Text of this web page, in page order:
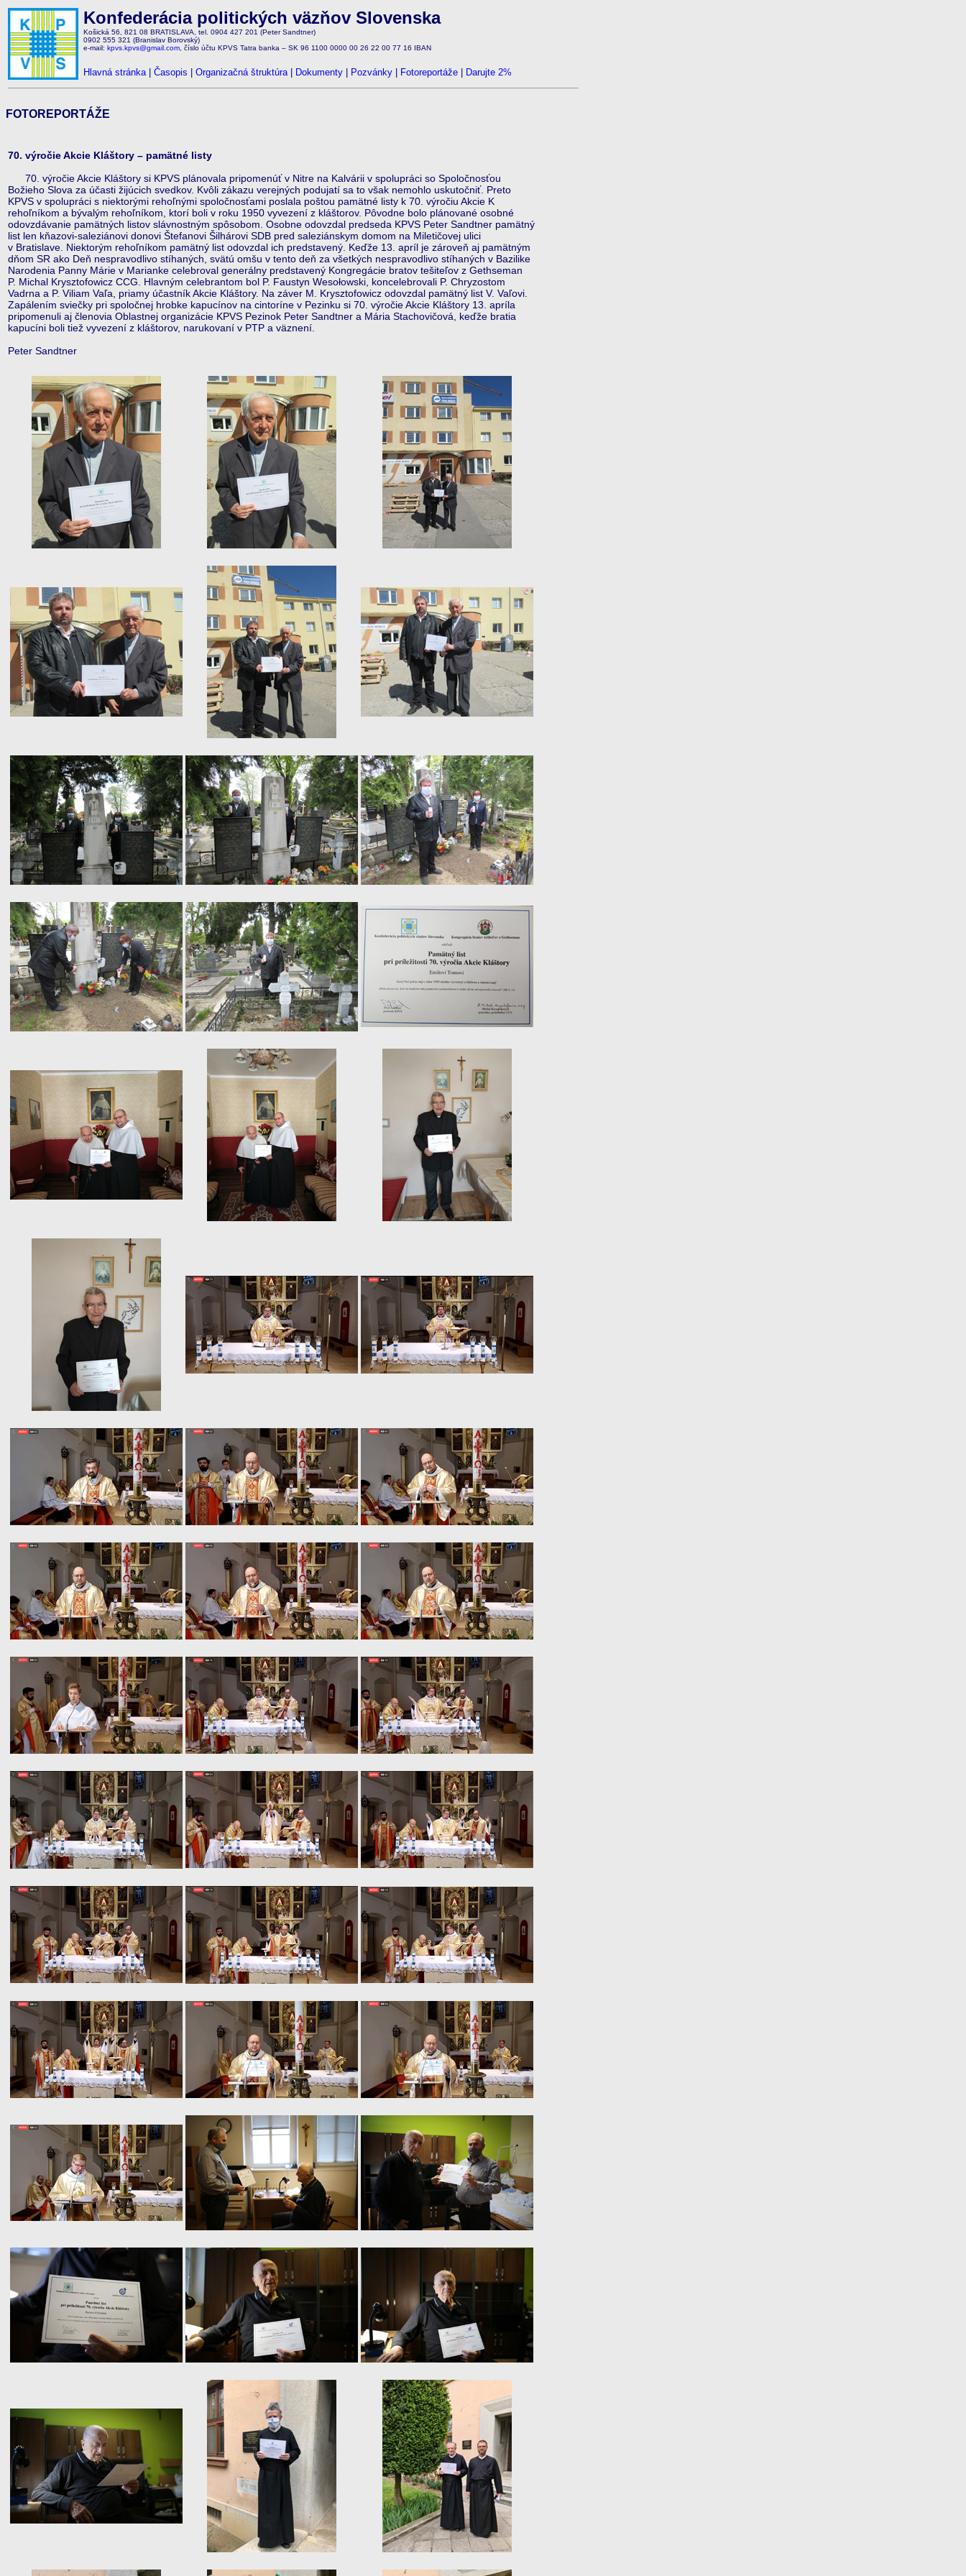
Konfederácia politických väzňov Slovenska
Košická 56, 821 08 BRATISLAVA, tel. 0904 427 201 (Peter Sandtner)
0902 555 321 (Branislav Borovský)
e-mail: kpvs.kpvs@gmail.com , číslo účtu KPVS Tatra banka – SK 96 1100 0000 00 26 22 00 77 16 IBAN
Hlavná stránka| Časopis Organizačná štruktúra| Dokumenty Pozvánky Fotoreportáže Darujte 2%
FOTOREPORTÁŽE
70. výročie Akcie Kláštory – pamätné listy
70. výročie Akcie Kláštory si KPVS plánovala pripomenúť v Nitre na Kalvárii v spolupráci so Spoločnosťou
Božieho Slova za účasti žijúcich svedkov. Kvôli zákazu verejných podujatí sa to však nemohlo uskutočniť. Preto
KPVS v spolupráci s niektorými rehoľnými spoločnosťami poslala poštou pamätné listy k 70. výročiu Akcie K
rehoľníkom a bývalým rehoľníkom, ktorí boli v roku 1950 vyvezení z kláštorov. Pôvodne bolo plánované osobné
odovzdávanie pamätných listov slávnostným spôsobom. Osobne odovzdal predseda KPVS Peter Sandtner pamätný
list len kňazovi-saleziánovi donovi Štefanovi Šilhárovi SDB pred saleziánskym domom na Miletičovej ulici
v Bratislave. Niektorým rehoľníkom pamätný list odovzdal ich predstavený. Keďže 13. apríl je zároveň aj pamätným
dňom SR ako Deň nespravodlivo stíhaných, svätú omšu v tento deň za všetkých nespravodlivo stíhaných v Bazilike
Narodenia Panny Márie v Marianke celebroval generálny predstavený Kongregácie bratov tešiteľov z Gethseman
P. Michal Krysztofowicz CCG. Hlavným celebrantom bol P. Faustyn Wesołowski, koncelebrovali P. Chryzostom
Vadrna a P. Viliam Vaľa, priamy účastník Akcie Kláštory. Na záver M. Krysztofowicz odovzdal pamätný list V. Vaľovi.
Zapálením sviečky pri spoločnej hrobke kapucínov na cintoríne v Pezinku si 70. výročie Akcie Kláštory 13. apríla
pripomenuli aj členovia Oblastnej organizácie KPVS Pezinok Peter Sandtner a Mária Stachovičová, keďže bratia
kapucíni boli tiež vyvezení z kláštorov, narukovaní v PTP a väznení.
Peter Sandtner